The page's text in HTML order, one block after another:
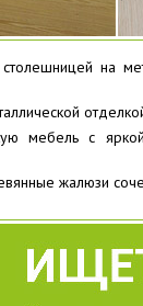
на
мебель с
жалюзи